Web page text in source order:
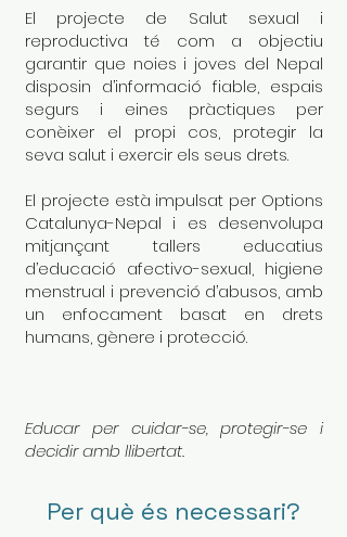
El projecte de Salut sexual i
reproductiva té com a objectiu
garantir que noies i joves del Nepal
disposin d’informació fiable, espais
segurs i eines pràctiques per
conèixer el propi cos, protegir la
seva salut i exercir els seus drets.
El projecte està impulsat per Options
Catalunya-Nepal i es desenvolupa
mitjançant tallers educatius
d’educació afectivo-sexual, higiene
menstrual i prevenció d’abusos, amb
un enfocament basat en drets
humans, gènere i protecció.
Educar per cuidar-se, protegir-se i
decidir amb llibertat.
Per què és necessari?